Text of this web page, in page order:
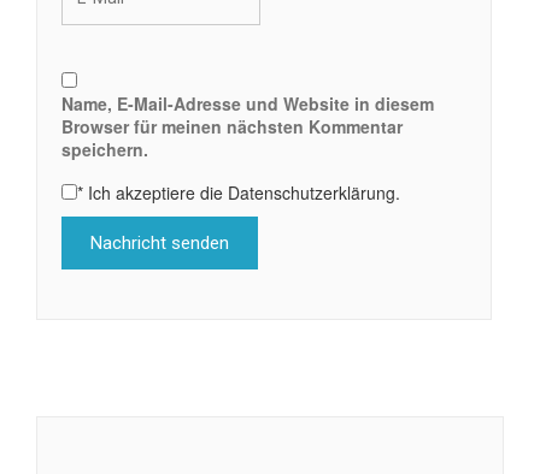
Name, E-Mail-Adresse und Website in diesem
Browser für meinen nächsten Kommentar
speichern.
* Ich akzeptiere die Datenschutzerklärung.